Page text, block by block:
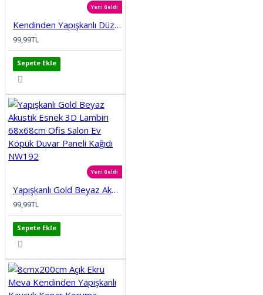
Yeni Geldi
Kendinden Yapışkanlı Düz Tuğla Desenli 3D Gri 68cmx68cm Salon Ev Köpük Duvar Paneli Kağıdı NW197
99,99TL
Sepete Ekle
Yeni Geldi
Yapışkanlı Gold Beyaz Akustik Esnek 3D Lambiri 68x68cm Ofis Salon Ev Köpük Duvar Paneli Kağıdı NW192
99,99TL
Sepete Ekle